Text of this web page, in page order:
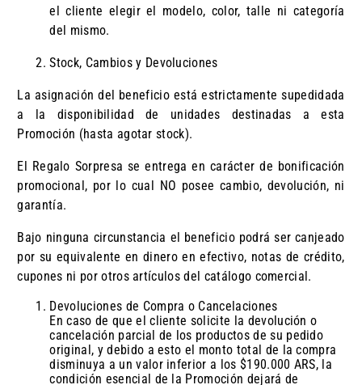
el cliente elegir el modelo, color, talle ni categoría
del mismo.
Stock, Cambios y Devoluciones
La asignación del beneficio está estrictamente supedidada
a la disponibilidad de unidades destinadas a esta
Promoción (hasta agotar stock).
El Regalo Sorpresa se entrega en carácter de bonificación
promocional, por lo cual NO posee cambio, devolución, ni
garantía.
Bajo ninguna circunstancia el beneficio podrá ser canjeado
por su equivalente en dinero en efectivo, notas de crédito,
cupones ni por otros artículos del catálogo comercial.
Devoluciones de Compra o Cancelaciones
En caso de que el cliente solicite la devolución o
cancelación parcial de los productos de su pedido
original, y debido a esto el monto total de la compra
disminuya a un valor inferior a los $190.000 ARS, la
condición esencial de la Promoción dejará de